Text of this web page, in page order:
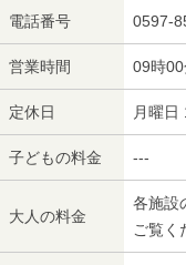
電話番号 0597-
営業時間 09時
定休日 月曜日
子どもの料金 ---
大人の料金
各施設
ご覧く